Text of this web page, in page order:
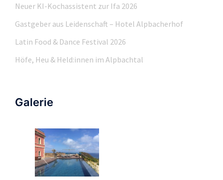
Neuer KI-Kochassistent zur Ifa 2026
Gastgeber aus Leidenschaft – Hotel Alpbacherhof
Latin Food & Dance Festival 2026
Höfe, Heu & Held:innen im Alpbachtal
Galerie